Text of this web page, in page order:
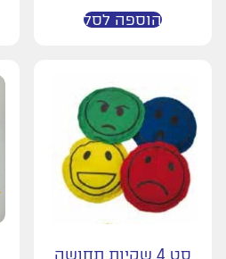
הוספה לסל
סט 4 שקיות תחושה